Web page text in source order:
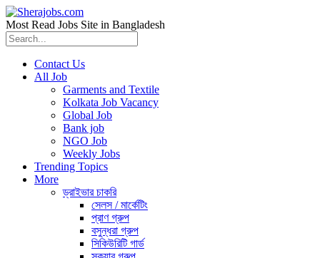
Most Read Jobs Site in Bangladesh
Contact Us
All Job
Garments and Textile
Kolkata Job Vacancy
Global Job
Bank job
NGO Job
Weekly Jobs
Trending Topics
More
ড্রাইভার চাকরি
সেলস / মার্কেটিং
প্রাণ গ্রুপ
বসুন্ধরা গ্রুপ
সিকিউরিটি গার্ড